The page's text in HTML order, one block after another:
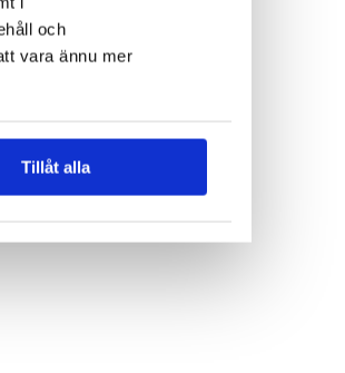
och
vara ännu mer
Tillåt alla